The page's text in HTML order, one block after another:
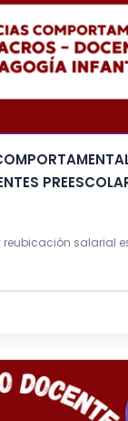
reubicación salarial